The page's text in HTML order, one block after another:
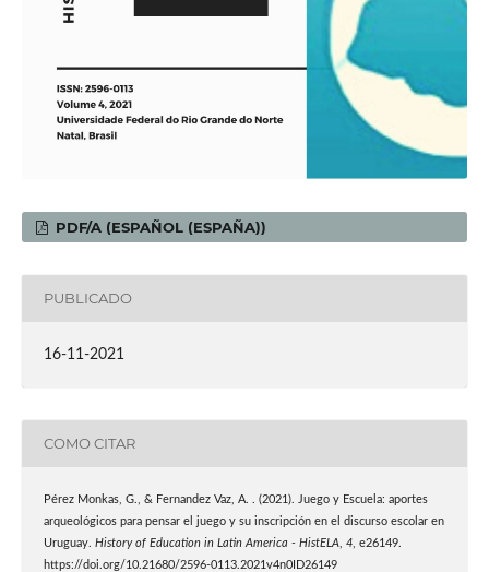
PDF/A (ESPAÑOL (ESPAÑA))
PUBLICADO
16-11-2021
COMO CITAR
Pérez Monkas, G., & Fernandez Vaz, A. . (2021). Juego y Escuela: aportes
arqueológicos para pensar el juego y su inscripción en el discurso escolar en
Uruguay. History of Education in Latin America - HistELA, 4, e26149.
https://doi.org/10.21680/2596-0113.2021v4n0ID26149